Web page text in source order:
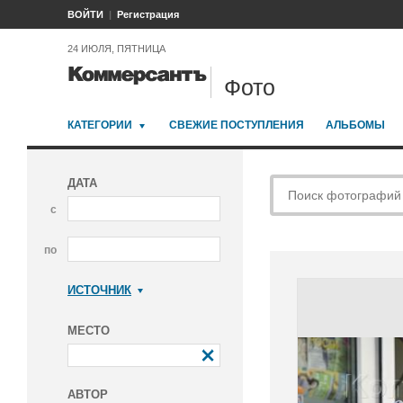
ВОЙТИ Регистрация
24 ИЮЛЯ, ПЯТНИЦА
Фото
КАТЕГОРИИ СВЕЖИЕ ПОСТУПЛЕНИЯ АЛЬБОМЫ
ДАТА
с
по
ИСТОЧНИК
МЕСТО
АВТОР